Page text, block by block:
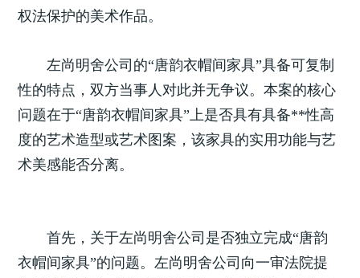
权法保护的美术作品。
左尚明舍公司的“唐韵衣帽间家具”具备可复制
性的特点，双方当事人对此并无争议。本案的核心
问题在于“唐韵衣帽间家具”上是否具有具备**性高
度的艺术造型或艺术图案，该家具的实用功能与艺
术美感能否分离。
首先，关于左尚明舍公司是否独立完成“唐韵
衣帽间家具”的问题。左尚明舍公司向一审法院提